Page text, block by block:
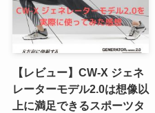
【レビュー】CW-X ジェネ
レーターモデル2.0は想像以
上に満足できるスポーツタ